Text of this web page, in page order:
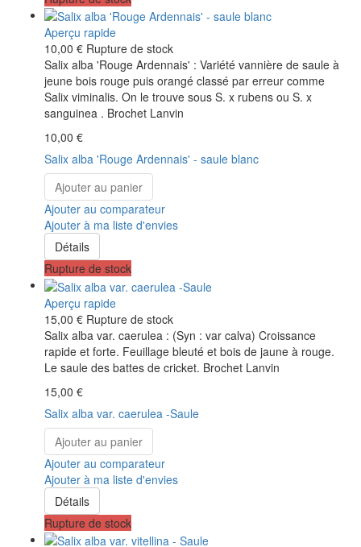
Aperçu rapide
10,00 € Rupture de stock
Salix alba 'Rouge Ardennais' : Variété vannière de saule à
jeune bois rouge puis orangé classé par erreur comme
Salix viminalis. On le trouve sous S. x rubens ou S. x
sanguinea . Brochet Lanvin
10,00 €
Salix alba 'Rouge Ardennais' - saule blanc
Ajouter au panier
Ajouter au comparateur
Ajouter à ma liste d'envies
Détails
Rupture de stock
Aperçu rapide
15,00 € Rupture de stock
Salix alba var. caerulea : (Syn : var calva) Croissance
rapide et forte. Feuillage bleuté et bois de jaune à rouge.
Le saule des battes de cricket. Brochet Lanvin
15,00 €
Salix alba var. caerulea -Saule
Ajouter au panier
Ajouter au comparateur
Ajouter à ma liste d'envies
Détails
Rupture de stock